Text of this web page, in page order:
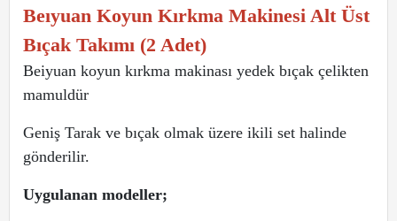
Beıyuan Koyun Kırkma Makinesi Alt Üst
Bıçak Takımı (2 Adet)
Beiyuan koyun kırkma makinası yedek bıçak çelikten
mamuldür
Geniş Tarak ve bıçak olmak üzere ikili set halinde
gönderilir.
Uygulanan modeller;